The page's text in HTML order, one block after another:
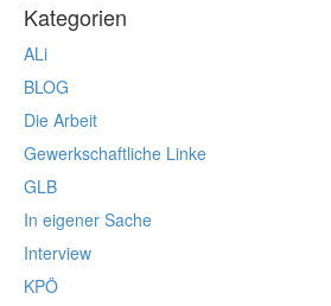
Kategorien
ALi
BLOG
Die Arbeit
Gewerkschaftliche Linke
GLB
In eigener Sache
Interview
KPÖ